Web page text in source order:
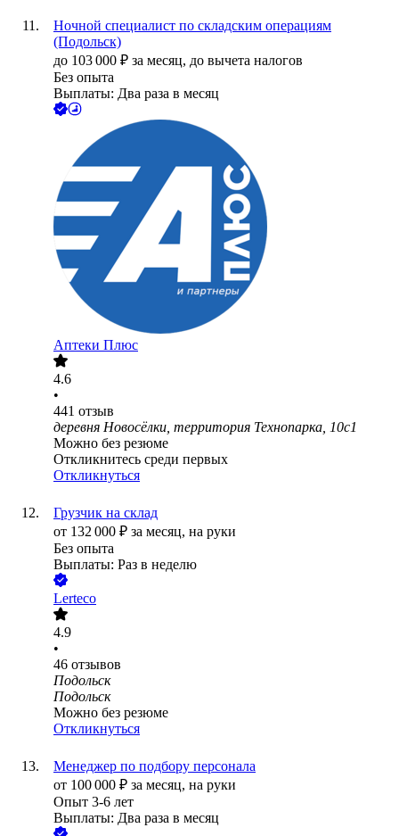
Ночной специалист по складским операциям
(Подольск)
до 103 000 ₽ за месяц, до вычета налогов
Без опыта
Выплаты: Два раза в месяц
Аптеки Плюс
4.6
•
441 отзыв
деревня Новосёлки, территория Технопарка, 10с1
Можно без резюме
Откликнитесь среди первых
Откликнуться
Грузчик на склад
от 132 000 ₽ за месяц, на руки
Без опыта
Выплаты: Раз в неделю
Lerteco
4.9
•
46 отзывов
Подольск
Подольск
Можно без резюме
Откликнуться
Менеджер по подбору персонала
от 100 000 ₽ за месяц, на руки
Опыт 3-6 лет
Выплаты: Два раза в месяц